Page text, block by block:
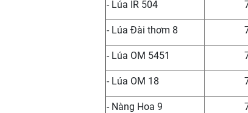
- Lúa IR 504
- Lúa Đài thơm 8
- Lúa OM 5451
- Lúa OM 18
- Nàng Hoa 9